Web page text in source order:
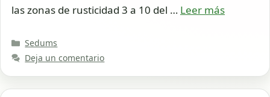
las zonas de rusticidad 3 a 10 del … Leer más
Categorías
Sedums
Deja un comentario